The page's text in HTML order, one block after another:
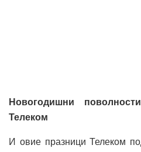
Новогодишни
Телеком
И овие празници Телеком